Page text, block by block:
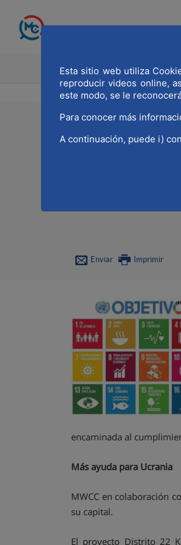
Esta sitio web utiliza
reproducir videos online,
este modo, se le
Para conocer más
A continuación, puede i)
INICIO
18/05/2022
con
Enviar Imprimir
encaminada al
Más ayuda para Ucrania
MWCC en colaboración
su capital.
El proyecto Distrito 22